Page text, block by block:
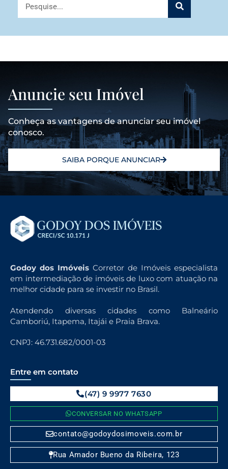
Anuncie seu Imóvel
Conheça as vantagens de anunciar seu imóvel
conosco.
SAIBA PORQUE ANUNCIAR
Godoy dos Imóveis Corretor de Imóveis especialista
em intermediação de imóveis de luxo com atuação na
melhor cidade para se investir no Brasil.
Atendendo diversas cidades como Balneário
Camboriú, Itapema, Itajái e Praia Brava.
CNPJ: 46.731.682/0001-03
Entre em contato
(47) 9 9977 7630
CONVERSAR NO WHATSAPP
contato@godoydosimoveis.com.br
Rua Amador Bueno da Ribeira, 123